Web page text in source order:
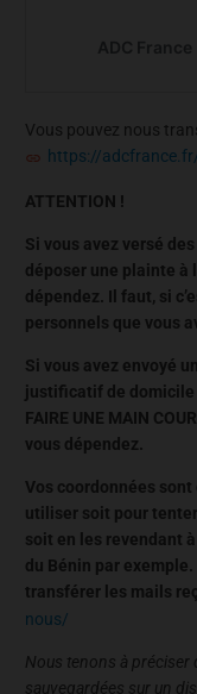
Vous pouvez nous
https://
ATTENTION !
Si vous avez versé
déposer une plainte à
dépendez. Il faut, si
personnels que vous
Si vous avez envoyé
justificatif de domicile
FAIRE UNE MAIN
vous dépendez.
Vos coordonnées
utiliser soit pour
soit en les revendant
du Bénin par
transférer les mails
nous/
Nous tenons à préciser
sauvegardées sur un